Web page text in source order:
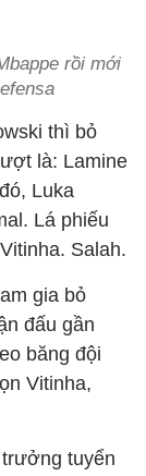
rồi mới
thì bỏ
là: Lamine
Luka
Lá phiếu
Salah.
gia bỏ
đấu gần
băng đội
Vitinha,
tuyển